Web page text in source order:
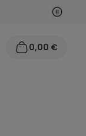
Vorige
0,00 €